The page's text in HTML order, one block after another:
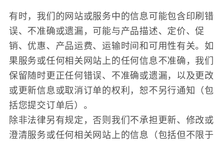
有时，我们的网站或服务中的信息可能包含印刷错
误、不准确或遗漏，可能与产品描述、定价、促
销、优惠、产品运费、运输时间和可用性有关。如
果服务或任何相关网站上的任何信息不准确，我们
保留随时更正任何错误、不准确或遗漏，以及更改
或更新信息或取消订单的权利，恕不另行通知（包
括您提交订单后）。
除非法律另有规定，否则我们不承担更新、修改或
澄清服务或任何相关网站上的信息（包括但不限于